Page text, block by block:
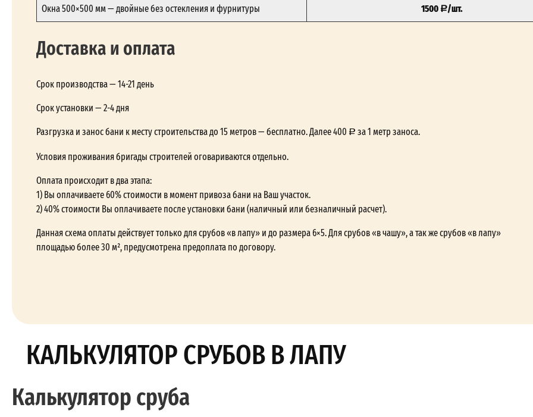
Окна 500×500 мм — двойные без остекления и фурнитуры 1500 /шт.
Доставка и оплата
Срок производства — 14-21 день
Срок установки — 2-4 дня
Разгрузка и занос бани к месту строительства до 15 метров — бесплатно. Далее 400
за 1 метр заноса.
Условия проживания бригады строителей оговариваются отдельно.
Оплата происходит в два этапа:
1) Вы оплачиваете 60% стоимости в момент привоза бани на Ваш участок.
2) 40% стоимости Вы оплачиваете после установки бани (наличный или безналичный расчет).
Данная схема оплаты действует только для срубов «в лапу» и до размера 6×5. Для срубов «в чашу», а так же срубов «в лапу»
площадью более 30 м², предусмотрена предоплата по договору.
КАЛЬКУЛЯТОР СРУБОВ В ЛАПУ
Калькулятор сруба